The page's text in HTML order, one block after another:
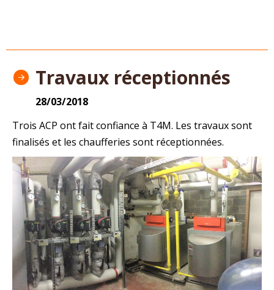
Travaux réceptionnés
28/03/2018
Trois ACP ont fait confiance à T4M. Les travaux sont
finalisés et les chaufferies sont réceptionnées.